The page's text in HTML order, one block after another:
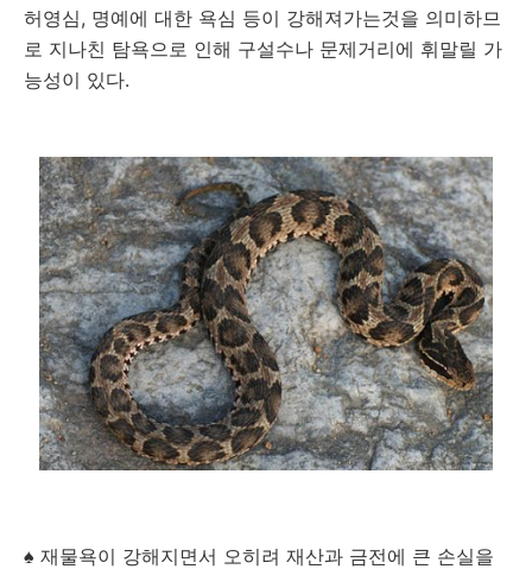
허영심, 명예에 대한 욕심 등이 강해져가는것을 의미하므
로 지나친 탐욕으로 인해 구설수나 문제거리에 휘말릴 가
능성이 있다.
♠ 재물욕이 강해지면서 오히려 재산과 금전에 큰 손실을